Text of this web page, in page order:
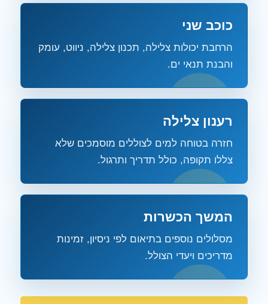
כוכב שני
הרחבת יכולות צלילה, תכנון צלילה, ניווט, עומק
והבנת תנאי ים.
רענון צלילה
חזרה בטוחה למים לצוללים מוסמכים שלא
צללו תקופה, כולל תדריך ותרגול.
המשך הכשרות
מסלולים נוספים בתיאום לפי ניסיון, זמינות
מדריכים ויעדי הצולל.